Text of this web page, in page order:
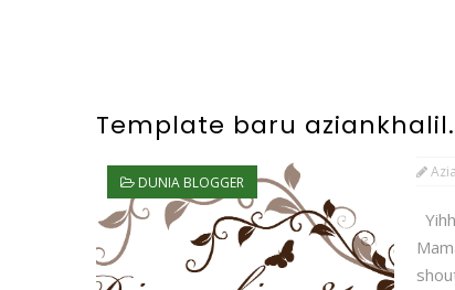
Template baru
DUNIA BLOGGER